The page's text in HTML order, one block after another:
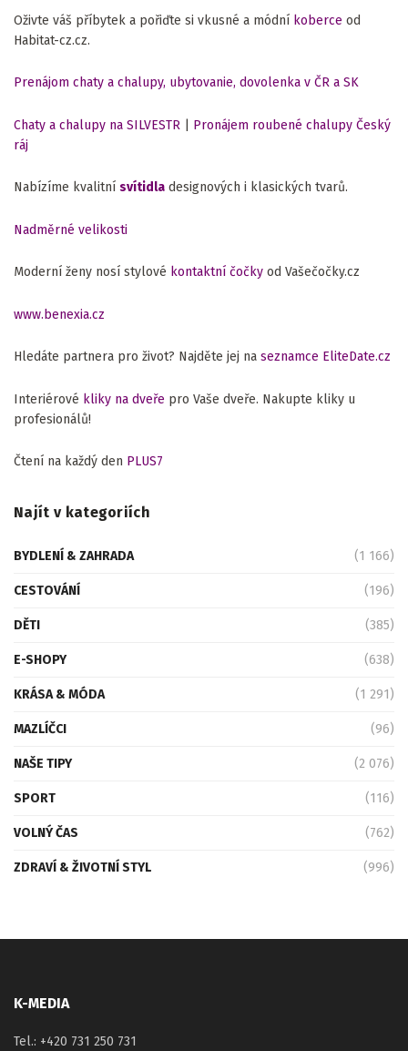
Oživte váš příbytek a pořiďte si vkusné a módní koberce od
Habitat-cz.cz.
Prenájom chaty a chalupy, ubytovanie, dovolenka v ČR a SK
Chaty a chalupy na SILVESTR
Pronájem roubené chalupy Český
ráj
Nabízíme kvalitní svítidla designových i klasických tvarů.
Nadměrné velikosti
Moderní ženy nosí stylové kontaktní čočky od Vašečočky.cz
www.benexia.cz
Hledáte partnera pro život? Najděte jej na seznamce EliteDate.cz
Interiérové kliky na dveře pro Vaše dveře. Nakupte kliky u
profesionálů!
Čtení na každý den PLUS7
Najít v kategoriích
BYDLENÍ & ZAHRADA (1 166)
CESTOVÁNÍ (196)
DĚTI (385)
E-SHOPY (638)
KRÁSA & MÓDA (1 291)
MAZLÍČCI (96)
NAŠE TIPY (2 076)
SPORT (116)
VOLNÝ ČAS (762)
ZDRAVÍ & ŽIVOTNÍ STYL (996)
K-MEDIA
Tel.: +420 731 250 731